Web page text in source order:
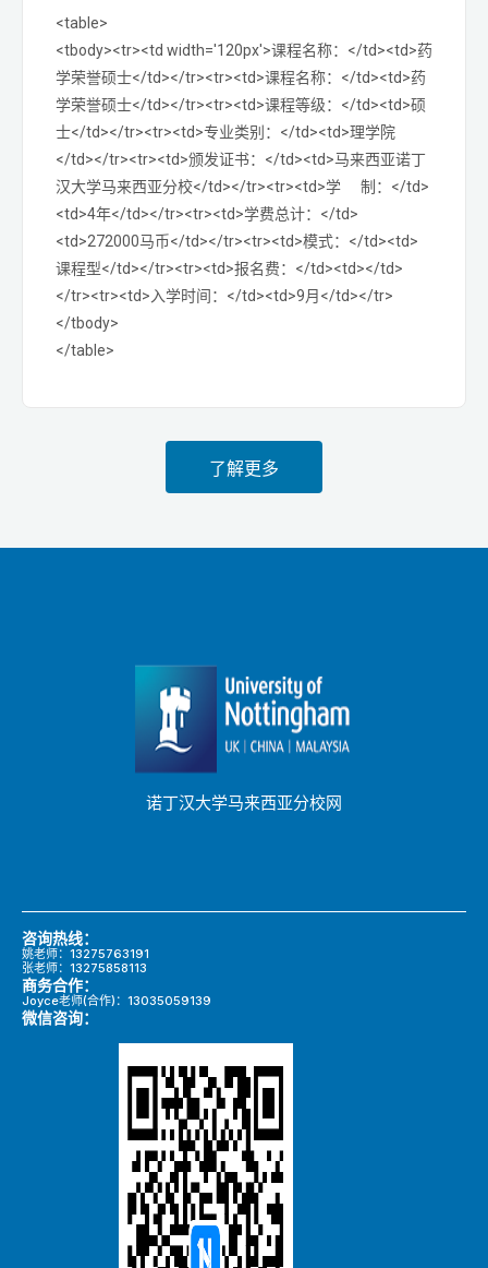
<table>
<tbody><tr><td width='120px'>课程名称：</td><td>药
学荣誉硕士</td></tr><tr><td>课程名称：</td><td>药
学荣誉硕士</td></tr><tr><td>课程等级：</td><td>硕
士</td></tr><tr><td>专业类别：</td><td>理学院
</td></tr><tr><td>颁发证书：</td><td>马来西亚诺丁
汉大学马来西亚分校</td></tr><tr><td>学 制：</td>
<td>4年</td></tr><tr><td>学费总计：</td>
<td>272000马币</td></tr><tr><td>模式：</td><td>
课程型</td></tr><tr><td>报名费：</td><td></td>
</tr><tr><td>入学时间：</td><td>9月</td></tr>
</tbody>
</table>
了解更多
诺丁汉大学马来西亚分校网
咨询热线：
姚老师：13275763191
张老师：13275858113
商务合作：
Joyce老师(合作)：13035059139
微信咨询：